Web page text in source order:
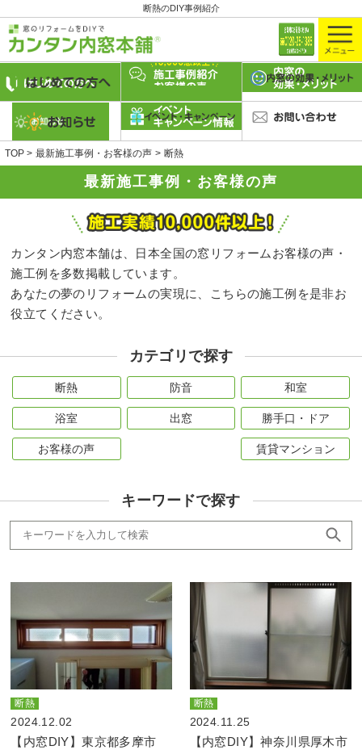
断熱のDIY事例紹介
最新施工事例・お客様の声
TOP 最新施工事例・お客様の声 断熱
カンタン内窓本舗は、日本全国の窓リフォームお客様の声・
施工例を多数掲載しています。
あなたの夢のリフォームの実現に、こちらの施工例を是非お
役立てください。
カテゴリで探す
断熱 防音 和室
浴室 出窓 勝手口・ドア
お客様の声 賃貸マンション
キーワードで探す
断熱
2024.12.02
【内窓DIY】東京都多摩市
断熱
2024.11.25
【内窓DIY】神奈川県厚木市